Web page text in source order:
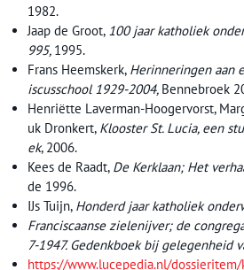
1982.
Jaap de Groot, 100 jaar katholiek
995, 1995.
Frans Heemskerk, Herinneringen aan
iscusschool 1929-2004, Bennebroek
Henriëtte Laverman-Hoogervorst,
uk Dronkert, Klooster St. Lucia, een
ek, 2006.
Kees de Raadt, De Kerklaan; Het
de 1996.
IJs Tuijn, Honderd jaar katholiek
Franciscaanse zielenijver; de
7-1947. Gedenkboek bij gelegenheid
https://www.lucepedia.nl/